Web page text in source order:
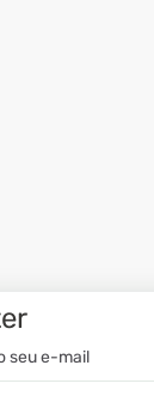
seu e-mail